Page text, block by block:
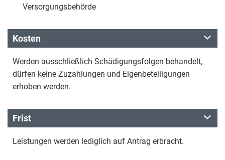
Versorgungsbehörde
Kosten
Werden ausschließlich Schädigungsfolgen behandelt,
dürfen keine Zuzahlungen und Eigenbeteiligungen
erhoben werden.
Frist
Leistungen werden lediglich auf Antrag erbracht.